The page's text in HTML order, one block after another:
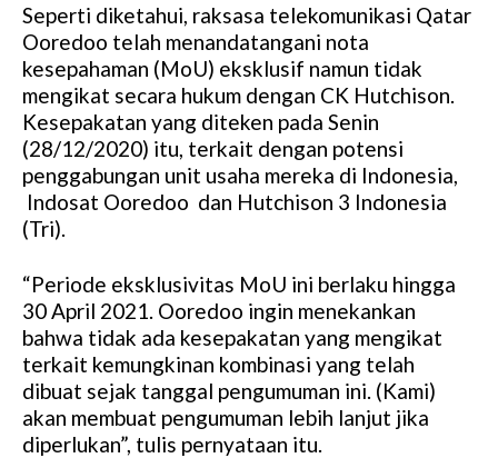
Seperti diketahui, raksasa telekomunikasi Qatar
Ooredoo telah menandatangani nota
kesepahaman (MoU) eksklusif namun tidak
mengikat secara hukum dengan CK Hutchison.
Kesepakatan yang diteken pada Senin
(28/12/2020) itu, terkait dengan potensi
penggabungan unit usaha mereka di Indonesia,
Indosat Ooredoo dan Hutchison 3 Indonesia
(Tri).
“Periode eksklusivitas MoU ini berlaku hingga
30 April 2021. Ooredoo ingin menekankan
bahwa tidak ada kesepakatan yang mengikat
terkait kemungkinan kombinasi yang telah
dibuat sejak tanggal pengumuman ini. (Kami)
akan membuat pengumuman lebih lanjut jika
diperlukan”, tulis pernyataan itu.